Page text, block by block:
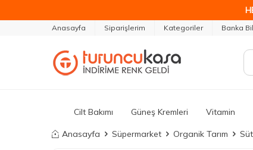
Anasayfa Siparişlerim Kategoriler Banka
Cilt Bakımı Güneş Kremleri Vitamin
Anasayfa Süpermarket Organik Tarım